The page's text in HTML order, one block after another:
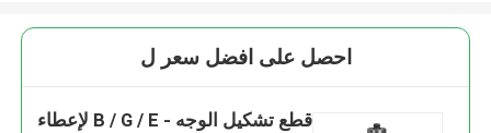
احصل على افضل سعر ل
قطع تشكيل الوجه - B / G / E لإعطاء